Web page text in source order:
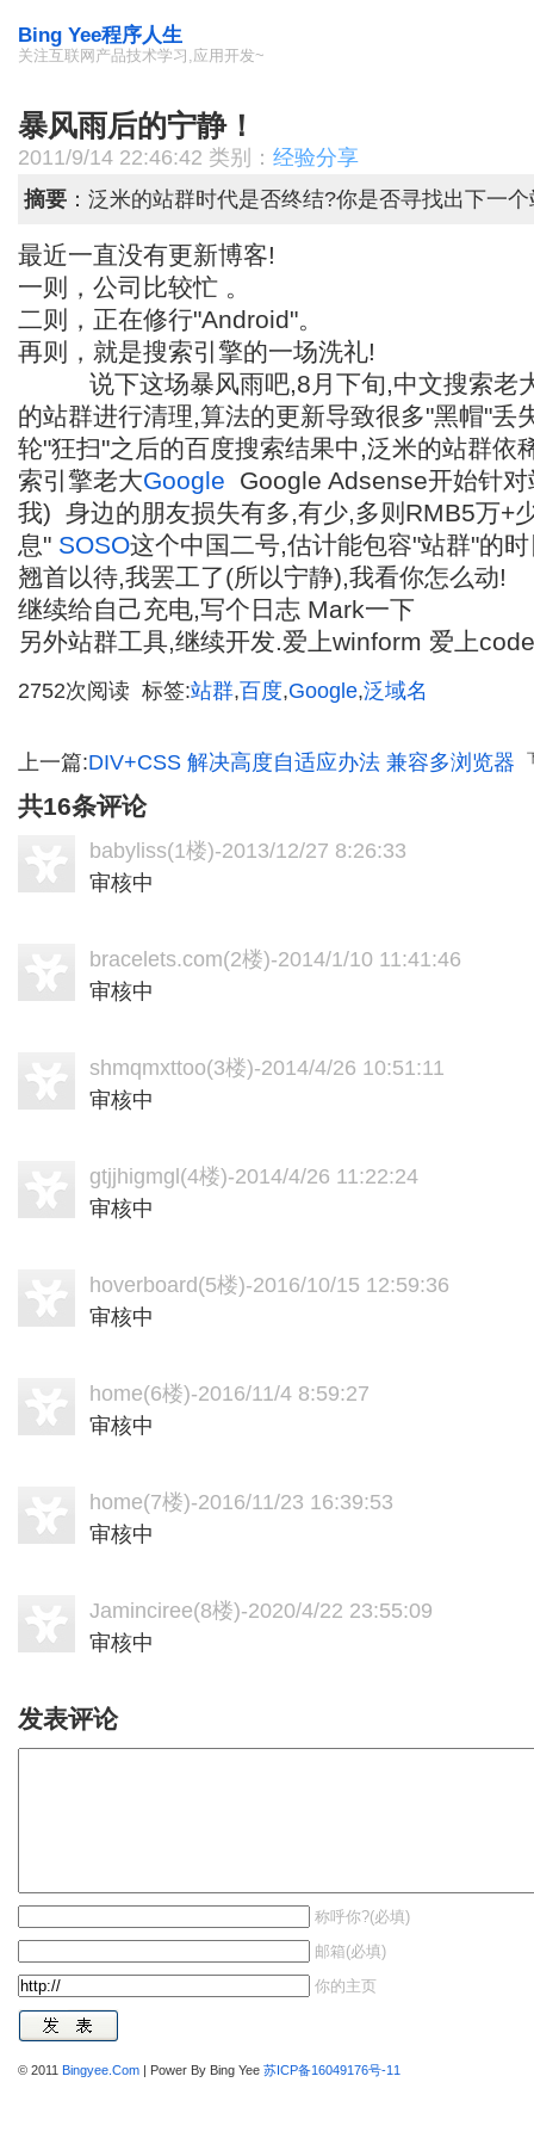
Bing Yee程序人生
关注互联网产品技术学习,应用开发~
暴风雨后的宁静！
2011/9/14 22:46:42 类别： 经验分享
摘要 ：泛米的站群时代是否终结?你是否寻找出下一
最近一直没有更新博客!
一则，公司比较忙 。
二则，正在修行"Android"。
再则，就是搜索引擎的一场洗礼!
说下这场暴风雨吧,8月下旬,中文搜索老
的站群进行清理,算法的更新导致很多"黑帽"丢
轮"狂扫"之后的百度搜索结果中,泛米的站群
索引擎老大Google Google Adsense开始针
我) 身边的朋友损失有多,有少,多则RMB5万+
息" SOSO这个中国二号,估计能包容"站群"的
翘首以待,我罢工了(所以宁静),我看你怎么动!
继续给自己充电,写个日志 Mark一下
另外站群工具,继续开发.爱上winform 爱上
2752次阅读 标签:站群,百度,Google,泛域名
上一篇:DIV+CSS 解决高度自适应办法 兼容多浏览器
共16条评论
babyliss(1楼)-2013/12/27 8:26:33
审核中
bracelets.com(2楼)-2014/1/10 11:41:46
审核中
shmqmxttoo(3楼)-2014/4/26 10:51:11
审核中
gtjjhigmgl(4楼)-2014/4/26 11:22:24
审核中
hoverboard(5楼)-2016/10/15 12:59:36
审核中
home(6楼)-2016/11/4 8:59:27
审核中
home(7楼)-2016/11/23 16:39:53
审核中
Jaminciree(8楼)-2020/4/22 23:55:09
审核中
发表评论
称呼你?(必填)
邮箱(必填)
你的主页
© 2011 Bingyee.Com | Power By Bing Yee 苏ICP备16049176号-11